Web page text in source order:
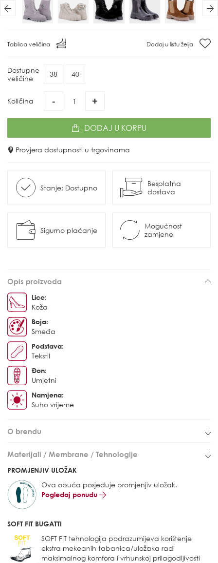
Previous
Tablica veličina Dodaj u listu želja
Dostupne
veličine
38 40
Količina - +
DODAJ U KORPU
Provjera dostupnosti u trgovinama
Stanje: Dostupno
Besplatna
dostava
Sigurno plaćanje
Mogućnost
zamjene
Opis proizvoda
Lice:
Koža
Boja:
Smeđa
Podstava:
Tekstil
Đon:
Umjetni
Namjena:
Suho vrijeme
O brendu
Materijali / Membrane / Tehnologije
PROMJENJIV ULOŽAK
Ova obuća posjeduje promjenjiv uložak.
Pogledaj ponudu
SOFT FIT BUGATTI
SOFT FIT tehnologija podrazumijeva korištenje
ekstra mekeanih tabanica/uložaka radi
maksimalnog komfora i vrhunskoj prilagodljivosti